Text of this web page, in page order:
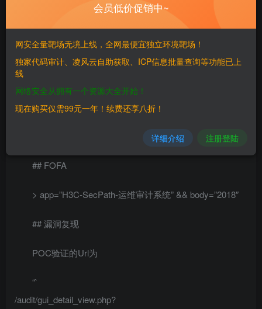
H3C SecParh堡垒机 get_detail_view.php 存在任意用户
登录漏洞
## 漏洞影响
## FOFA
> app=”H3C-SecPath-运维审计系统” && body=”2018″
## 漏洞复现
POC验证的Url为
“`
/audit/gui_detail_view.php?
会员低价促销中~
网安全量靶场无境上线，全网最便宜独立环境靶场！
独家代码审计、凌风云自助获取、ICP信息批量查询等功能已上
线
网络安全从拥有一个资源大全开始！
现在购买仅需99元一年！续费还享八折！
详细介绍 注册登陆